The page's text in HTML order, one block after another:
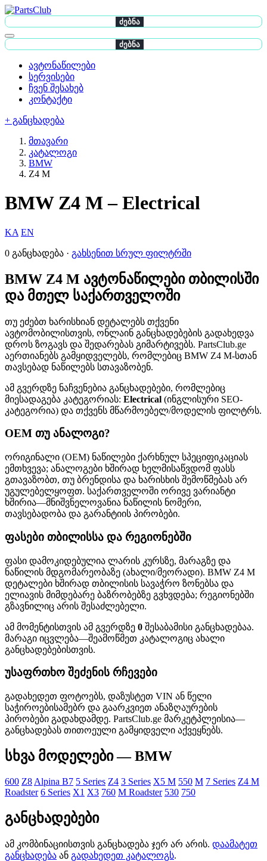
ძებნა
ძებნა
ავტონაწილები
სერვისები
ჩვენ შესახებ
კონტაქტი
+ განცხადება
მთავარი
კატალოგი
BMW
Z4 M
BMW Z4 M – Electrical
KA EN
0 განცხადება · გახსენით სრულ ფილტრში
BMW Z4 M ავტონაწილები თბილისში
და მთელ საქართველოში
თუ ეძებთ ხარისხიან დეტალებს თქვენი
ავტომობილისთვის, ონლაინ განცხადებების გადახედვა
დროს ზოგავს და შედარებას გიმარტივებს. PartsClub.ge
აერთიანებს გამყიდველებს, რომლებიც BMW Z4 M-სთან
თავსებად ნაწილებს სთავაზობენ.
ამ გვერდზე ნაჩვენებია განცხადებები, რომლებიც
მიესადაგება კატეგორიას: Electrical (ინგლისური SEO-
კატეგორია) და თქვენს მწარმოებელ/მოდელის ფილტრს.
OEM თუ ანალოგი?
ორიგინალი (OEM) ნაწილები ქარხნულ სპეციფიკაციას
ემთხვევა; ანალოგები ხშირად ხელმისაწვდომ ფასს
გთავაზობთ, თუ ბრენდისა და ხარისხის შემოწმებას არ
უგულებელყოფთ. საქართველოში ორივე ვარიანტი
ხშირია—მნიშვნელოვანია ნაწილის ნომერი,
თავსებადობა და გარანტიის პირობები.
ფასები თბილისსა და რეგიონებში
ფასი დამოკიდებულია ლარის კურსზე, მარაგზე და
ნაწილის მდგომარეობაზე (ახალი/მეორადი). BMW Z4 M
დეტალები ხშირად თბილისის სავაჭრო ზონებსა და
ელიავის მიმდებარე ბაზრობებზე გვხვდება; რეგიონებში
გზავნილიც არის შესაძლებელი.
ამ მომენტისთვის ამ გვერდზე 0 შესაბამისი განცხადებაა.
მარაგი იცვლება—შეამოწმეთ კატალოგიც ახალი
განცხადებებისთვის.
უსაფრთხო შეძენის რჩევები
გადახედეთ ფოტოებს, დაზუსტეთ VIN ან წელი
საჭიროებისამებრ და გაარკვიეთ ანაზღაურების
პირობები გადახდამდე. PartsClub.ge მარკეტპლეისია—
განცხადებას თითოეული გამყიდველი აქვეყნებს.
სხვა მოდელები — BMW
600 Z8 Alpina B7 5 Series Z4 3 Series X5 M 550 M 7 Series Z4 M
Roadster 6 Series X1 X3 760 M Roadster 530 750
განცხადებები
ამ კომბინაციისთვის განცხადება ჯერ არ არის. დაამატეთ
განცხადება ან გადახედეთ კატალოგს.